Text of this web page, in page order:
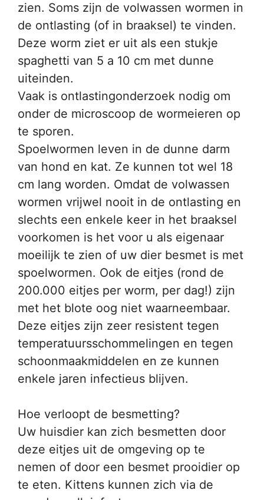
zien. Soms zijn de volwassen wormen in
de ontlasting (of in braaksel) te vinden.
Deze worm ziet er uit als een stukje
spaghetti van 5 a 10 cm met dunne
uiteinden.
Vaak is ontlastingonderzoek nodig om
onder de microscoop de wormeieren op
te sporen.
Spoelwormen leven in de dunne darm
van hond en kat. Ze kunnen tot wel 18
cm lang worden. Omdat de volwassen
wormen vrijwel nooit in de ontlasting en
slechts een enkele keer in het braaksel
voorkomen is het voor u als eigenaar
moeilijk te zien of uw dier besmet is met
spoelwormen. Ook de eitjes (rond de
200.000 eitjes per worm, per dag!) zijn
met het blote oog niet waarneembaar.
Deze eitjes zijn zeer resistent tegen
temperatuursschommelingen en tegen
schoonmaakmiddelen en ze kunnen
enkele jaren infectieus blijven.
Hoe verloopt de besmetting?
Uw huisdier kan zich besmetten door
deze eitjes uit de omgeving op te
nemen of door een besmet prooidier op
te eten. Kittens kunnen zich via de